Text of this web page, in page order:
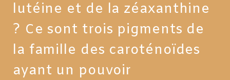
lutéine et de la zéaxanthine
? Ce sont trois pigments de
la famille des caroténoïdes
ayant un pouvoir